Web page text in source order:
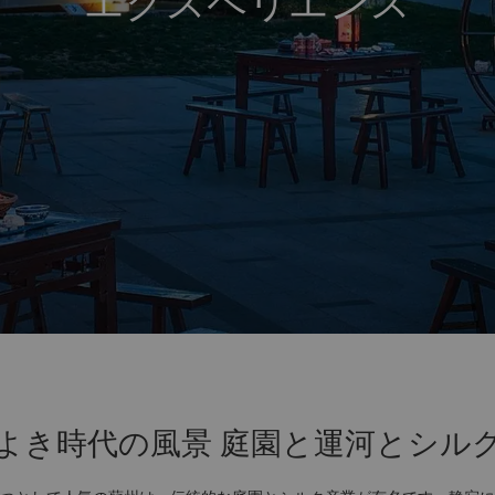
き時代の風景 庭園と運河とシル